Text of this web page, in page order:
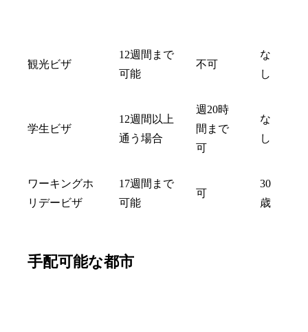
観光ビザ
12週間まで
可能
不可
な
し
学生ビザ
12週間以上
通う場合
週20時
間まで
可
な
し
ワーキングホ
リデービザ
17週間まで
可能
可
30
歳
手配可能な都市